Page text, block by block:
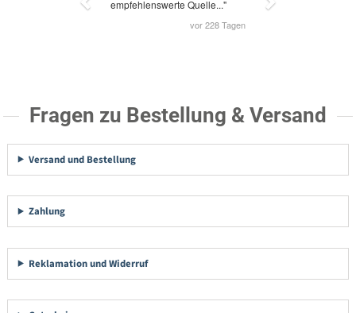
Fragen zu Bestellung & Versand
Versand und Bestellung
Zahlung
Reklamation und Widerruf